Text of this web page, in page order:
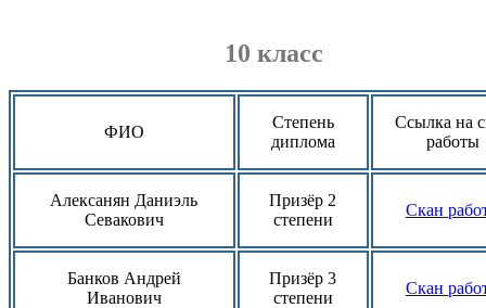
10 класс
ФИО
Степень
диплома
Ссылка на
работы
Алексанян Даниэль
Севакович
Призёр 2
степени
Скан
Банков Андрей
Иванович
Призёр 3
степени
Скан